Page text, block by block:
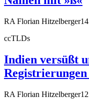
RA Florian Hitzelberger
ccTLDs
Indien versüßt
RA Florian Hitzelberger